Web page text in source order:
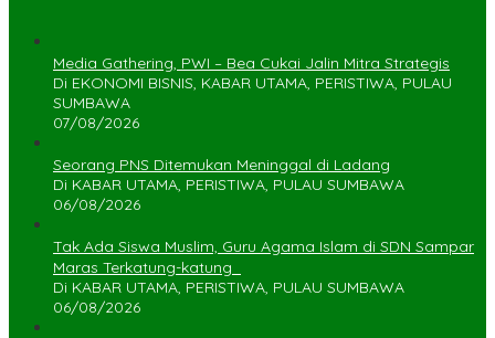
Media Gathering, PWI – Bea Cukai Jalin Mitra Strategis
Di EKONOMI BISNIS, KABAR UTAMA, PERISTIWA, PULAU
SUMBAWA
07/08/2026
Seorang PNS Ditemukan Meninggal di Ladang
Di KABAR UTAMA, PERISTIWA, PULAU SUMBAWA
06/08/2026
Tak Ada Siswa Muslim, Guru Agama Islam di SDN Sampar
Maras Terkatung-katung ‎
Di KABAR UTAMA, PERISTIWA, PULAU SUMBAWA
06/08/2026